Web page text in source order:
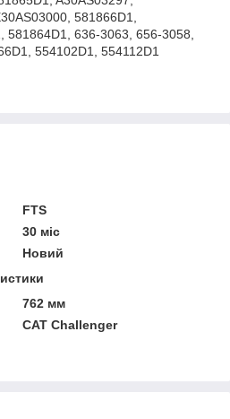
581866D1,
581864D1, 636-3063, 656-3058,
554102D1, 554112D1
FTS
30 міс
Новий
762 мм
CAT Challenger